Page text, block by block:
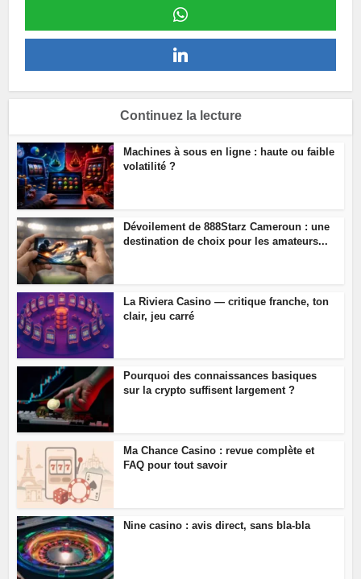
Continuez la lecture
Machines à sous en ligne : haute ou faible
volatilité ?
Dévoilement de 888Starz Cameroun : une
destination de choix pour les amateurs...
La Riviera Casino — critique franche, ton
clair, jeu carré
Pourquoi des connaissances basiques
sur la crypto suffisent largement ?
Ma Chance Casino : revue complète et
FAQ pour tout savoir
Nine casino : avis direct, sans bla-bla